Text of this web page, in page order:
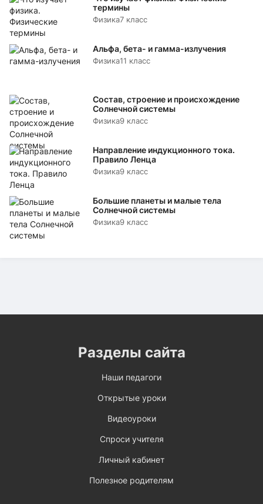
термины
Физика7 класс
Альфа, бета- и гамма-излучения
Физика11 класс
Состав, строение и происхождение
Солнечной системы
Физика9 класс
Направление индукционного тока.
Правило Ленца
Физика9 класс
Большие планеты и малые тела
Солнечной системы
Физика9 класс
Разделы сайта
Наши педагоги
Открытые уроки
Видеоуроки
Спроси учителя
Личный кабинет
Полезное родителям